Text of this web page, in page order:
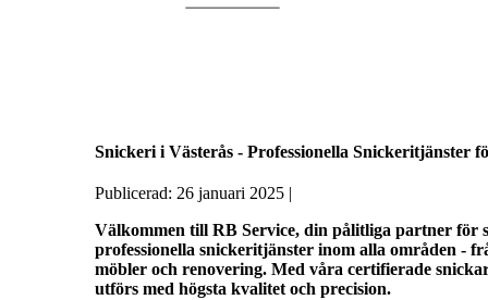
Snickeri i Västerås - Professionella Snickeritjänster
Publicerad: 26 januari 2025 |
Välkommen till RB Service, din pålitliga partner för
professionella snickeritjänster inom alla områden -
möbler och renovering. Med våra certifierade
utförs med högsta kvalitet och precision.